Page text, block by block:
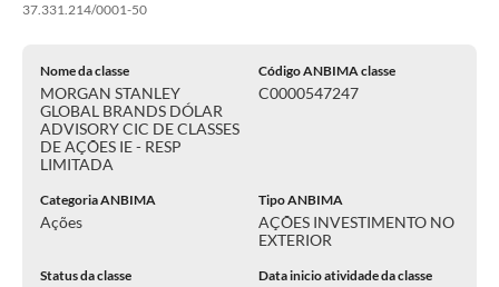
37.331.214/0001-50
Nome da classe
MORGAN STANLEY
GLOBAL BRANDS DÓLAR
ADVISORY CIC DE CLASSES
DE AÇÕES IE - RESP
LIMITADA
Código ANBIMA classe
C0000547247
Categoria ANBIMA
Ações
Tipo ANBIMA
AÇÕES INVESTIMENTO NO
EXTERIOR
Status da classe Data inicio atividade da classe